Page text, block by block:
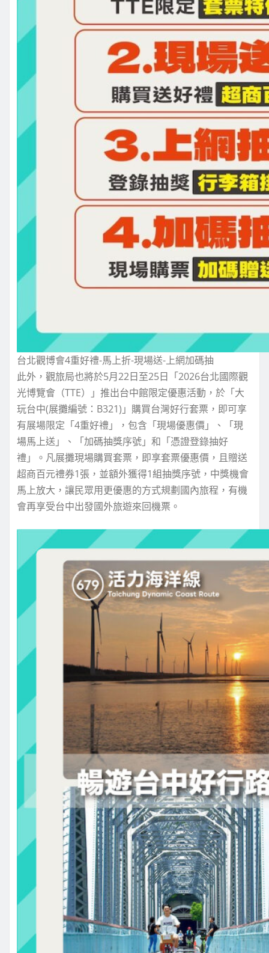
台北觀博會4重好禮-馬上折-現場送-上網加碼抽
此外，觀旅局也將於5月22日至25日「2026台北國際觀
光博覽會（TTE）」推出台中館限定優惠活動，於「大
玩台中(展攤編號：B321)」購買台灣好行套票，即可享
有展場限定「4重好禮」，包含「現場優惠價」、「現
場馬上送」、「加碼抽獎序號」和「憑證登錄抽好
禮」。凡展攤現場購買套票，即享套票優惠價，且贈送
超商百元禮券1張，並額外獲得1組抽獎序號，中獎機會
馬上放大，讓民眾用更優惠的方式規劃國內旅程，有機
會再享受台中出發國外旅遊來回機票。